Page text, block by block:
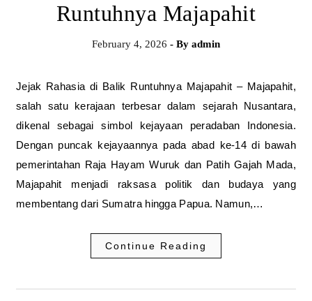
Runtuhnya Majapahit
February 4, 2026 - By admin
Jejak Rahasia di Balik Runtuhnya Majapahit – Majapahit,
salah satu kerajaan terbesar dalam sejarah Nusantara,
dikenal sebagai simbol kejayaan peradaban Indonesia.
Dengan puncak kejayaannya pada abad ke-14 di bawah
pemerintahan Raja Hayam Wuruk dan Patih Gajah Mada,
Majapahit menjadi raksasa politik dan budaya yang
membentang dari Sumatra hingga Papua. Namun,…
Continue Reading